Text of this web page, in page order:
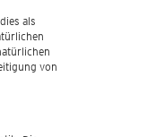
als
von